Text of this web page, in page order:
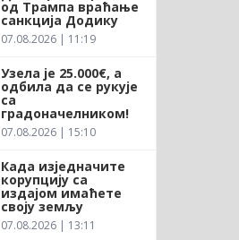
од Трампа враћање
санкција Додику
07.08.2026 | 11:19
Узела је 25.000€, а
одбила да се рукује
са
градоначелником!
07.08.2026 | 15:10
Када изједначите
корупцију са
издајом имаћете
своју земљу
07.08.2026 | 13:11